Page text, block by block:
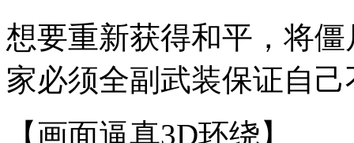
想要重新获得和平，将
家必须全副武装保证自
【画面逼真3D环绕】